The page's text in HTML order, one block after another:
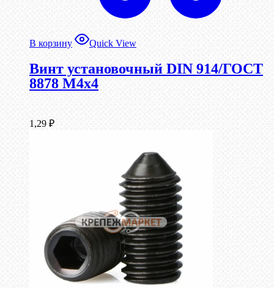
В корзину Quick View
Винт установочный DIN 914/ГОСТ
8878 M4x4
1,29 ₽